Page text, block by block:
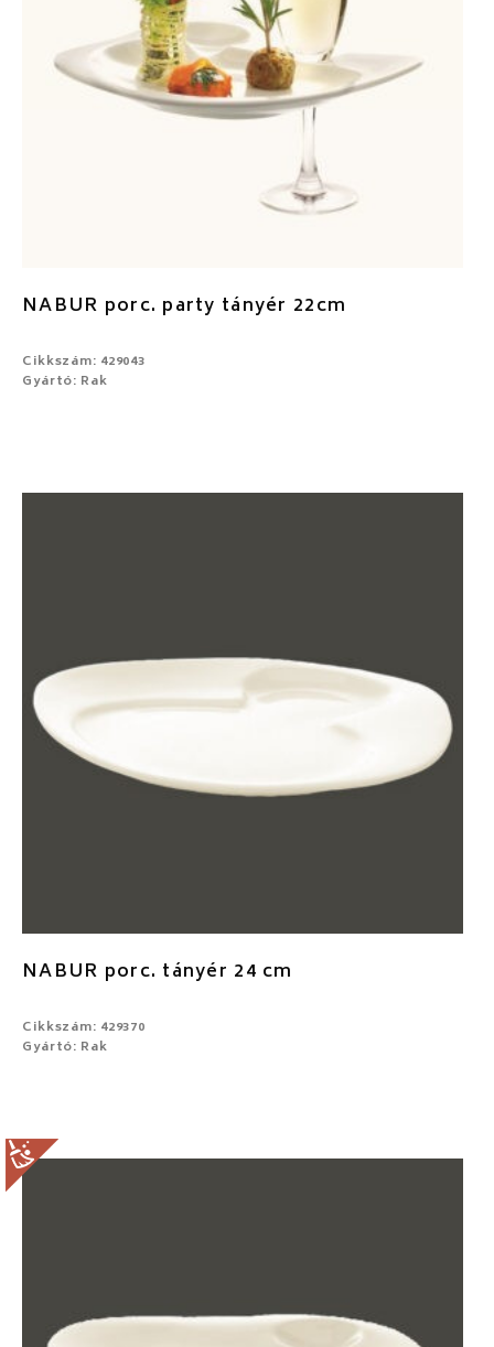
NABUR porc. party tányér 22cm
Cikkszám: 429043
Gyártó: Rak
NABUR porc. tányér 24 cm
Cikkszám: 429370
Gyártó: Rak